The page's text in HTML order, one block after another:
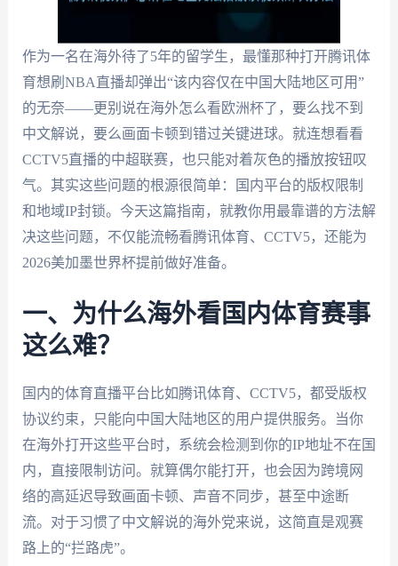
作为一名在海外待了5年的留学生，最懂那种打开腾讯体
育想刷NBA直播却弹出“该内容仅在中国大陆地区可用”
的无奈——更别说在海外怎么看欧洲杯了，要么找不到
中文解说，要么画面卡顿到错过关键进球。就连想看看
CCTV5直播的中超联赛，也只能对着灰色的播放按钮叹
气。其实这些问题的根源很简单：国内平台的版权限制
和地域IP封锁。今天这篇指南，就教你用最靠谱的方法解
决这些问题，不仅能流畅看腾讯体育、CCTV5，还能为
2026美加墨世界杯提前做好准备。
一、为什么海外看国内体育赛事
这么难？
国内的体育直播平台比如腾讯体育、CCTV5，都受版权
协议约束，只能向中国大陆地区的用户提供服务。当你
在海外打开这些平台时，系统会检测到你的IP地址不在国
内，直接限制访问。就算偶尔能打开，也会因为跨境网
络的高延迟导致画面卡顿、声音不同步，甚至中途断
流。对于习惯了中文解说的海外党来说，这简直是观赛
路上的“拦路虎”。